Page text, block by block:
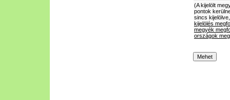
(A kijelölt
pontok
sincs
kijelölés
megyék
országok